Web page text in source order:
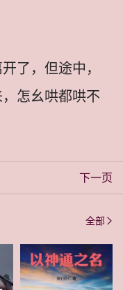
了，但途中，
怎幺哄都哄不
下一页
全部